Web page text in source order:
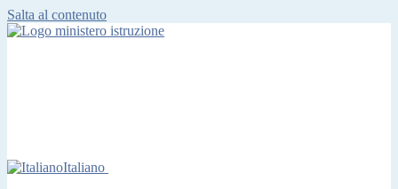
Salta al contenuto
Italiano